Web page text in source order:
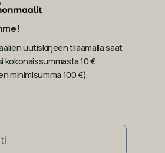
uutiskirjeen tilaamalla saat
kokonaissummasta 10 €
minimisumma 100 €).